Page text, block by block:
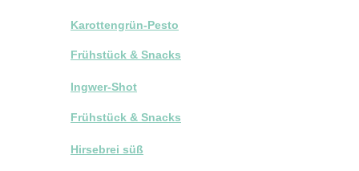
Karottengrün-Pesto
Frühstück & Snacks
Ingwer-Shot
Frühstück & Snacks
Hirsebrei süß